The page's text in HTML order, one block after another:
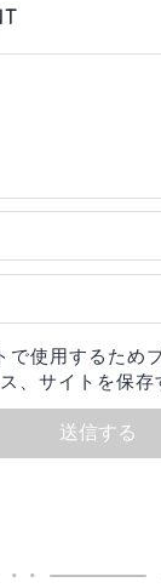
で使用するため
、サイトを保存